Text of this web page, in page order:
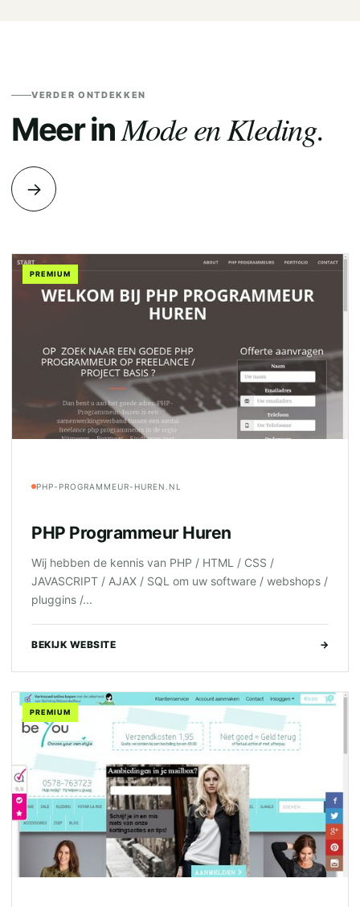
VERDER ONTDEKKEN
Meer inMode en Kleding.
→
PREMIUM
PHP-PROGRAMMEUR-HUREN.NL
PHP Programmeur Huren
Wij hebben de kennis van PHP / HTML / CSS /
JAVASCRIPT / AJAX / SQL om uw software / webshops /
pluggins /...
BEKIJK WEBSITE →
PREMIUM